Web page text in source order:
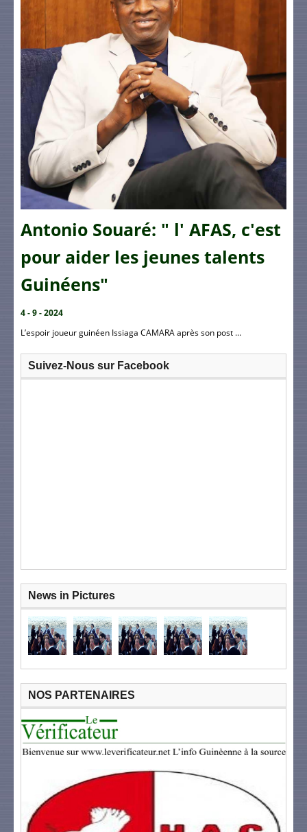
Antonio Souaré: " l' AFAS, c'est
pour aider les jeunes talents
Guinéens"
4 - 9 - 2024
L’espoir joueur guinéen Issiaga CAMARA après son post ...
Suivez-Nous sur Facebook
News in Pictures
NOS PARTENAIRES